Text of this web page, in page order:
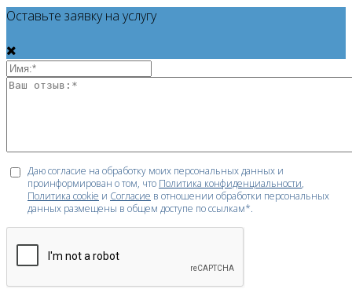
Оставьте заявку на услугу
Даю согласие на обработку моих персональных данных и
проинформирован о том, что Политика конфиденциальности,
Политика cookie и Согласие в отношении обработки персональных
данных размещены в общем доступе по ссылкам*.